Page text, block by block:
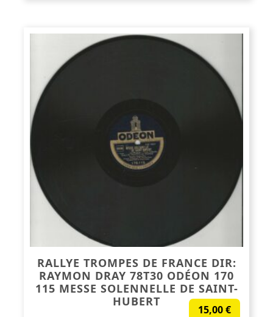
RALLYE TROMPES DE FRANCE DIR:
RAYMON DRAY 78T30 ODÉON 170
115 MESSE SOLENNELLE DE SAINT-
HUBERT
15,00€